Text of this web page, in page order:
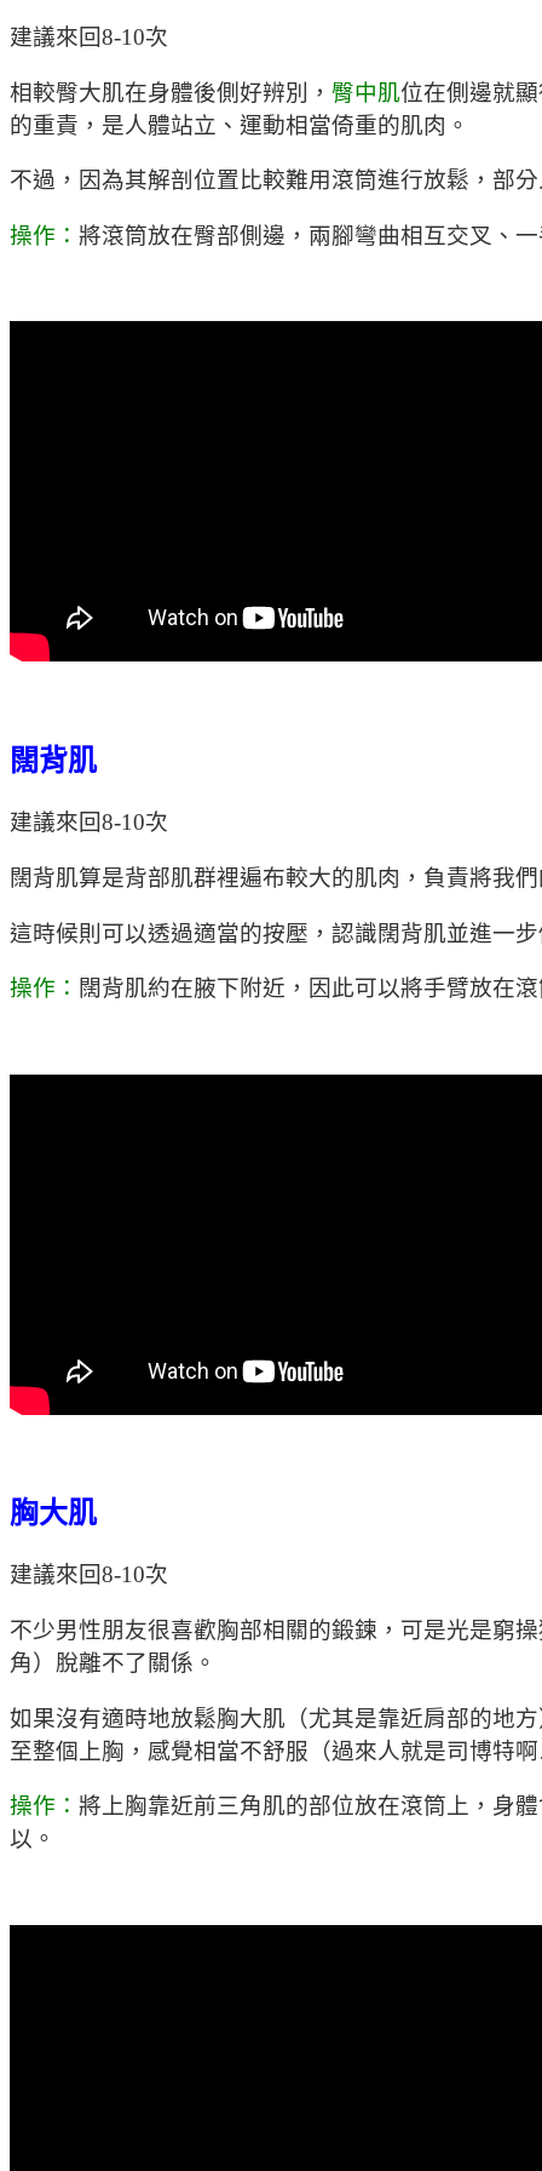
建議來回8-10次
相較臀大肌在身體後側好辨別， 臀中肌位在側邊就
的重責，是人體站立、運動相當倚重的肌肉。
不過，因為其解剖位置比較難用滾筒進行放鬆，部
操作： 將滾筒放在臀部側邊，兩腳彎曲相互交叉、
闊背肌
建議來回8-10次
闊背肌算是背部肌群裡遍布較大的肌肉，負責將我
這時候則可以透過適當的按壓，認識闊背肌並進一
操作： 闊背肌約在腋下附近，因此可以將手臂放在
胸大肌
建議來回8-10次
不少男性朋友很喜歡胸部相關的鍛鍊，可是光是窮
角）脫離不了關係。
如果沒有適時地放鬆胸大肌（尤其是靠近肩部的地
至整個上胸，感覺相當不舒服（過來人就是司博特
操作： 將上胸靠近前三角肌的部位放在滾筒上，身
以。